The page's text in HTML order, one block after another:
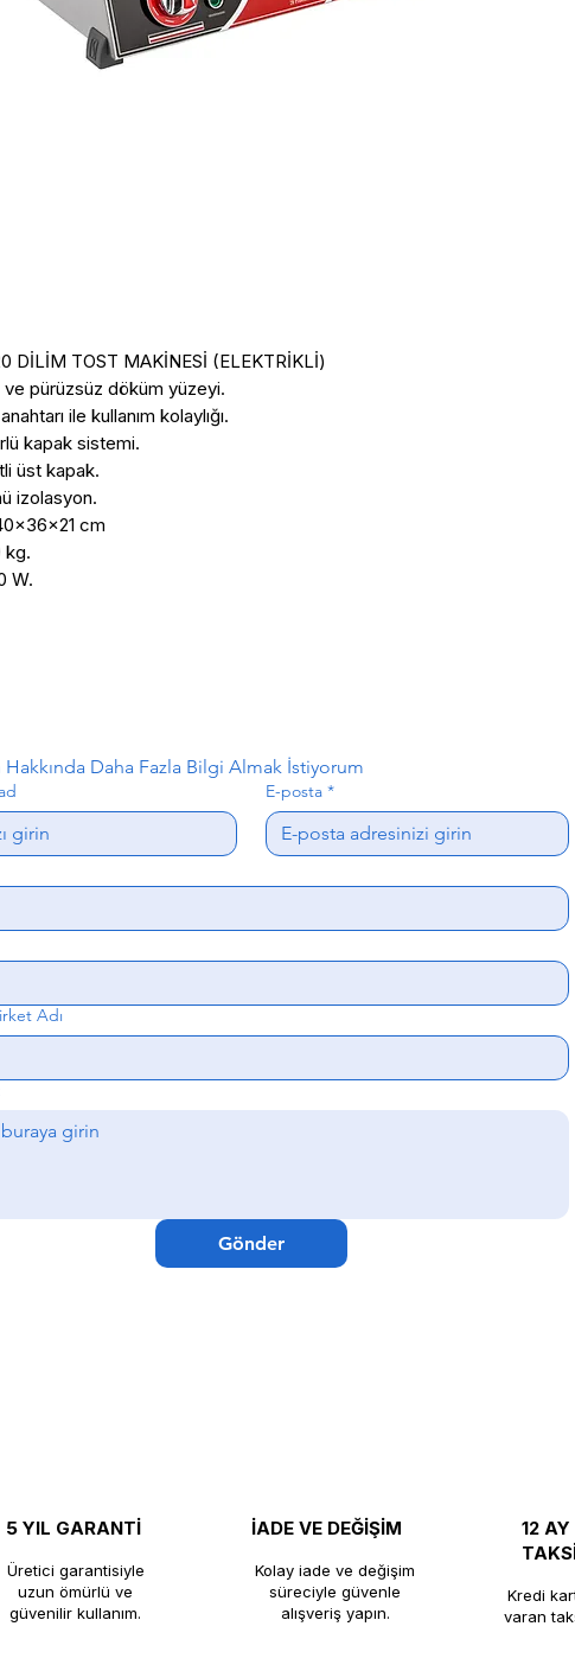
DİLİM TOST MAKİNESİ (ELEKTRİKLİ)
pürüzsüz döküm yüzeyi.
ile kullanım kolaylığı.
kapak sistemi.
üst kapak.
izolasyon.
cm
kg.
W.
Hakkında Daha Fazla Bilgi Almak İstiyorum
E-posta *
Adı
Gönder
5 YIL GARANTİ
Üretici garantisiyle
uzun ömürlü ve
güvenilir kullanım.
İADE VE DEĞİŞİM
Kolay iade ve değişim
süreciyle güvenle
alışveriş yapın.
12 AY
Kredi
varan